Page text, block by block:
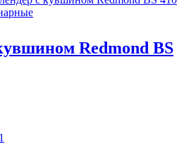
Redmond BS